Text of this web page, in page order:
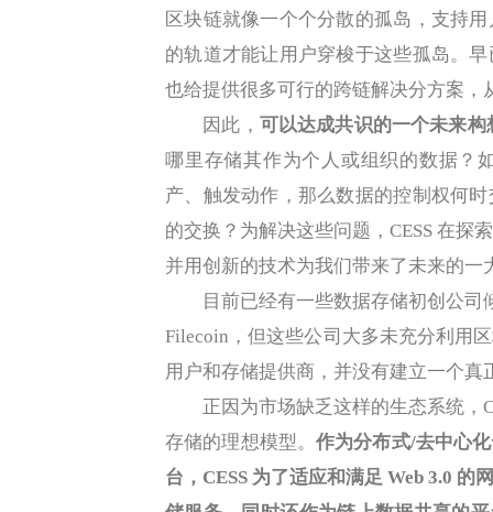
区块链就像一个个分散的孤岛，支持
的轨道才能让用户穿梭于这些孤岛。
也给提供很多可行的跨链解决分方案
因此， 可以达成共识的一个未来
哪里存储其作为个人或组织的数据？
产、触发动作，那么数据的控制权何
的交换？为解决这些问题，CESS 在探
并用创新的技术为我们带来了未来的一
目前已经有一些数据存储初创公司
Filecoin，但这些公司大多未充分利用
用户和存储提供商，并没有建立一个真
正因为市场缺乏这样的生态系统，
存储的理想模型。作为分布式/去中心
台，CESS 为了适应和满足 Web 3.0